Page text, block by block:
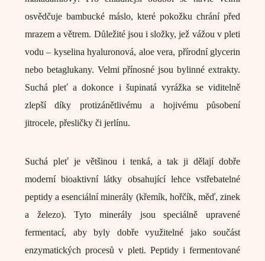
osvědčuje bambucké máslo, které pokožku chrání před
mrazem a větrem. Důležité jsou i složky, jež vážou v pleti
vodu – kyselina hyaluronová, aloe vera, přírodní glycerin
nebo betaglukany. Velmi přínosné jsou bylinné extrakty.
Suchá pleť a dokonce i šupinatá vyrážka se viditelně
zlepší díky protizánětlivému a hojivému působení
jitrocele, přesličky či jerlínu.
Suchá pleť je většinou i tenká, a tak ji dělají dobře
moderní bioaktivní látky obsahující lehce vstřebatelné
peptidy a esenciální minerály (křemík, hořčík, měď, zinek
a železo). Tyto minerály jsou speciálně upravené
fermentací, aby byly dobře využitelné jako součást
enzymatických procesů v pleti. Peptidy i fermentované